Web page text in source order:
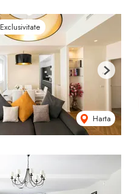
Exclusivitate
Harta
Next